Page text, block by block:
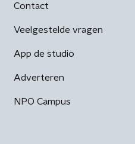
Contact
Veelgestelde vragen
App de studio
Adverteren
NPO Campus